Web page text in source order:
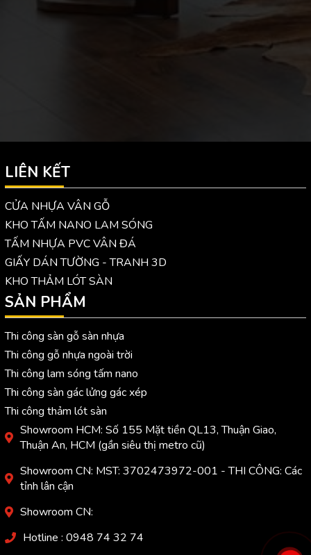
LIÊN KẾT
CỬA NHỰA VÂN GỖ
KHO TẤM NANO LAM SÓNG
TẤM NHỰA PVC VÂN ĐÁ
GIẤY DÁN TƯỜNG - TRANH 3D
KHO THẢM LÓT SÀN
SẢN PHẨM
Thi công sàn gỗ sàn nhựa
Thi công gỗ nhựa ngoài trời
Thi công lam sóng tấm nano
Thi công sàn gác lửng gác xép
Thi công thảm lót sàn
Showroom HCM: Số 155 Mặt tiền QL13, Thuận Giao,
Thuận An, HCM (gần siêu thị metro cũ)
Showroom CN: MST: 3702473972-001 - THI CÔNG: Các
tỉnh lân cận
Showroom CN:
Hotline : 0948 74 32 74